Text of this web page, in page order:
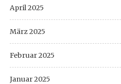
April 2025
März 2025
Februar 2025
Januar 2025